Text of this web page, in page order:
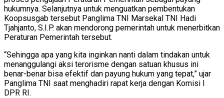
hukumnya. Selanjutnya untuk menguatkan pembentukan
Koopsusgab tersebut Panglima TNI Marsekal TNI Hadi
Tjahjanto, S.I.P. akan mendorong pemerintah untuk menerbitkan
Peraturan Pemerintah tersebut.
“Sehingga apa yang kita inginkan nanti dalam tindakan untuk
menanggulangi aksi terorisme dengan satuan khusus ini
benar-benar bisa efektif dan payung hukum yang tepat,” ujar
Panglima TNI saat menghadiri rapat kerja dengan Komisi I
DPR RI.